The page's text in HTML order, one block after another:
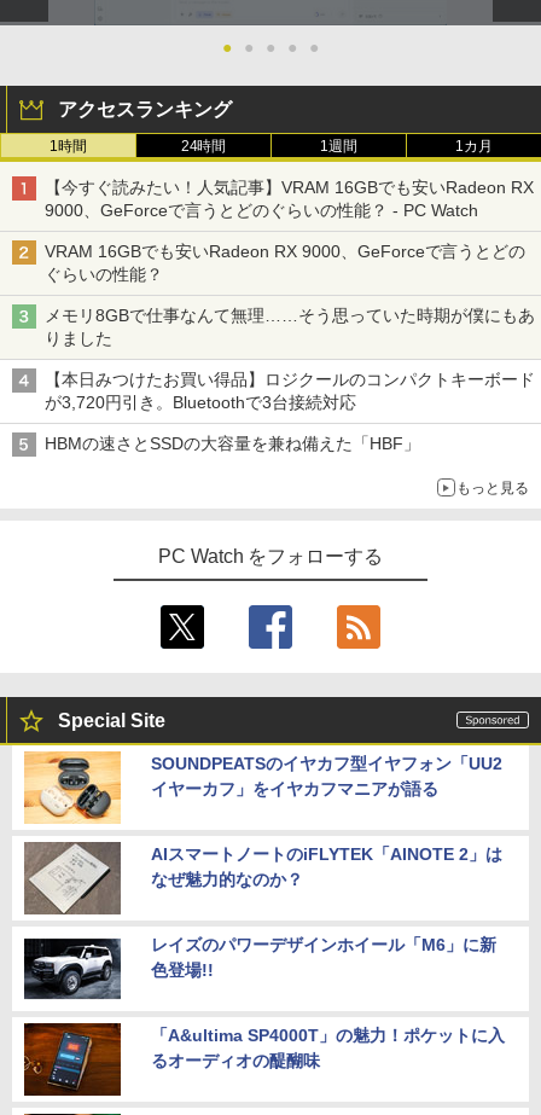
● ● ● ● ●
アクセスランキング
1時間 24時間 1週間 1カ月
【今すぐ読みたい！人気記事】VRAM 16GBでも安いRadeon RX
9000、GeForceで言うとどのぐらいの性能？ - PC Watch
VRAM 16GBでも安いRadeon RX 9000、GeForceで言うとどの
ぐらいの性能？
メモリ8GBで仕事なんて無理……そう思っていた時期が僕にもあ
りました
【本日みつけたお買い得品】ロジクールのコンパクトキーボード
が3,720円引き。Bluetoothで3台接続対応
HBMの速さとSSDの大容量を兼ね備えた「HBF」
もっと見る
PC Watch をフォローする
Special Site
SOUNDPEATSのイヤカフ型イヤフォン「UU2
イヤーカフ」をイヤカフマニアが語る
AIスマートノートのiFLYTEK「AINOTE 2」は
なぜ魅力的なのか？
レイズのパワーデザインホイール「M6」に新
色登場!!
「A&ultima SP4000T」の魅力！ポケットに入
るオーディオの醍醐味